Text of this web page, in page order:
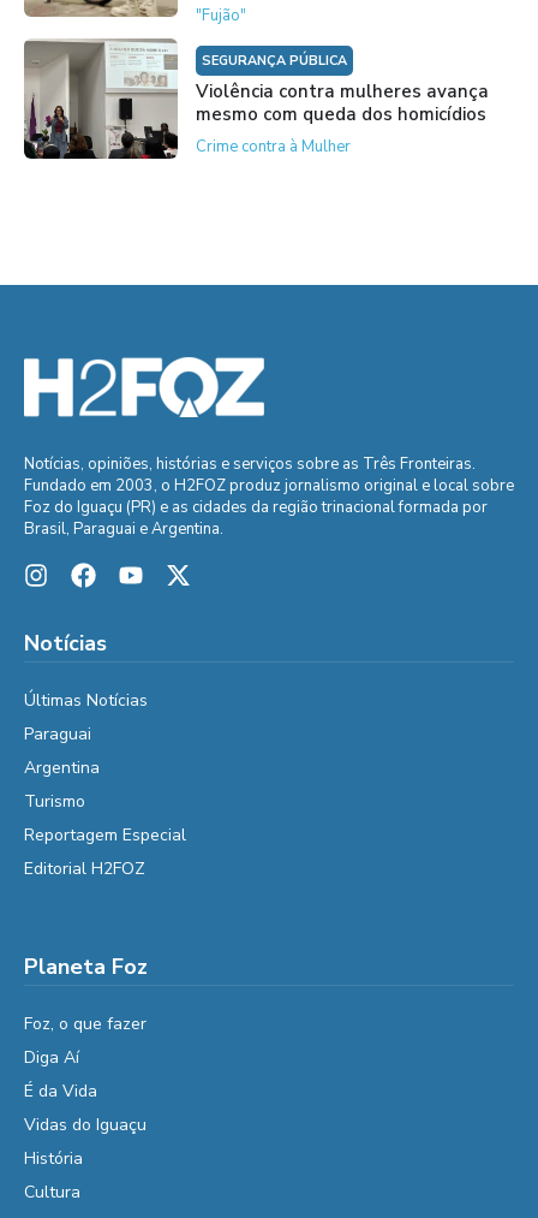
"Fujão"
SEGURANÇA PÚBLICA
Violência contra mulheres avança
mesmo com queda dos homicídios
Crime contra à Mulher
Notícias, opiniões, histórias e serviços sobre as Três Fronteiras.
Fundado em 2003, o H2FOZ produz jornalismo original e local sobre
Foz do Iguaçu (PR) e as cidades da região trinacional formada por
Brasil, Paraguai e Argentina.
Notícias
Últimas Notícias
Paraguai
Argentina
Turismo
Reportagem Especial
Editorial H2FOZ
Planeta Foz
Foz, o que fazer
Diga Aí
É da Vida
Vidas do Iguaçu
História
Cultura